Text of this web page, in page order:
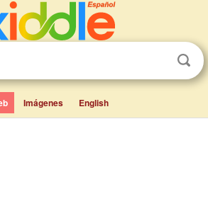
Imágenes English